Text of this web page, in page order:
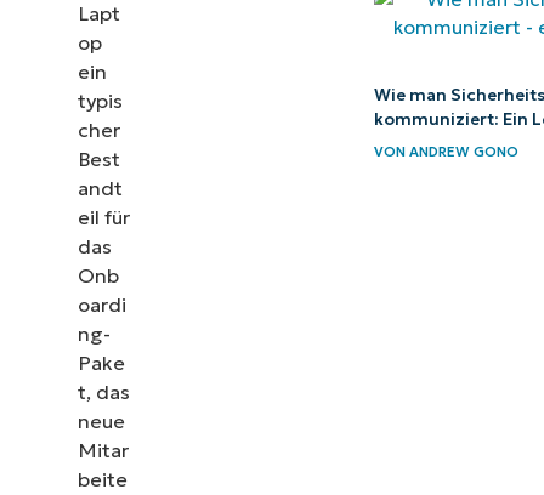
überwache
ich meine
Laptops
und
Computer
besten?
Lapt
op
ein
typis
cher
Best
andt
eil für
das
Onb
oardi
ng-
Pake
t, das
neue
Mitar
beite
Wie man
kommuniziert: Ein
VON ANDREW GONO